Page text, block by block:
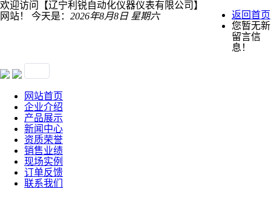
欢迎访问【辽宁利锐自动化仪器仪表有限公司】
网站！
今天是： 2026年8月8日 星期六
返回首页
您暂无新
留言信
息！
网站首页
企业介绍
产品展示
新闻中心
资质荣誉
销售业绩
现场实例
订单反馈
联系我们